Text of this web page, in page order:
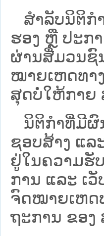
ສໍາລັບນິຕິກໍ
ຮອງ ຫຼື ປະກ
ຜ່ານສື່ມວນຊົ
ໝາຍ​ເຫດ​ທາ
ສຸດບໍ່ໃຫ້ກາຍ
ນິ​ຕິ​ກຳ​ທີ່​ມີ​ຜົ
ຊອບ​ສ້າງ ແ
ຢູ່ໃນຄວາມຮັ
ການ ແລະ ເ
ຈົດໝາຍເຫດ
ຖະ​ການ ຂອງ